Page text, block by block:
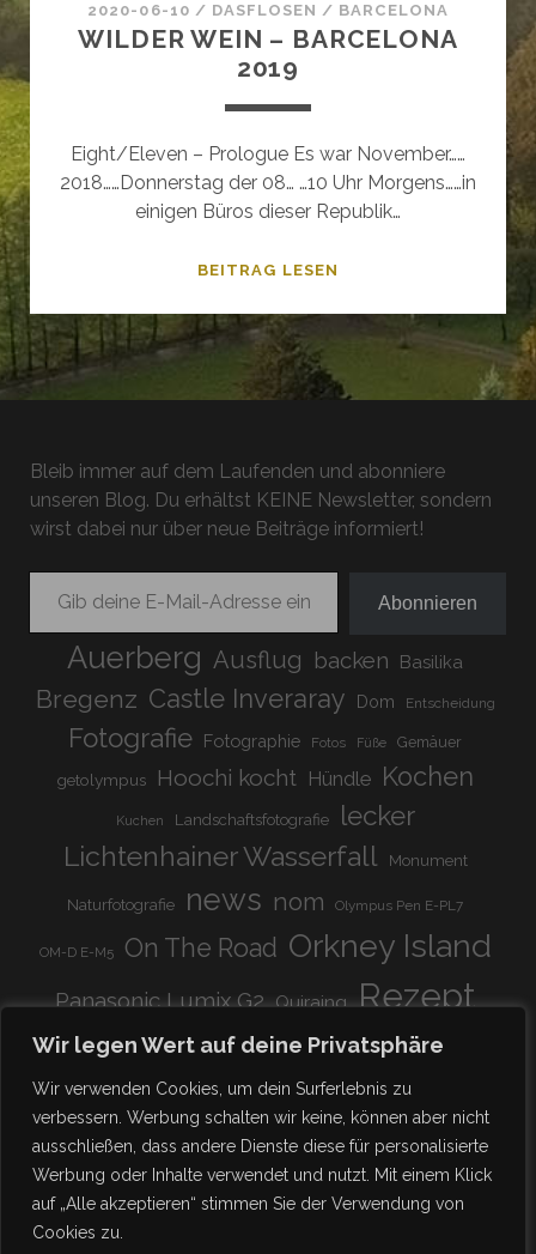
Wir legen Wert auf deine Privatsphäre
Wir verwenden Cookies, um dein Surferlebnis zu
verbessern. Werbung schalten wir keine, können aber nicht
ausschließen, dass andere Dienste diese für personalisierte
Werbung oder Inhalte verwendet und nutzt. Mit einem Klick
auf „Alle akzeptieren“ stimmen Sie der Verwendung von
Cookies zu.
2020-06-10 / DASFLOSEN / BARCELONA
WILDER WEIN – BARCELONA
2019
Eight/Eleven – Prologue Es war November……
2018……Donnerstag der 08… …10 Uhr Morgens……in
einigen Büros dieser Republik…
BEITRAG LESEN
BARCELONA
2019
Bleib immer auf dem Laufenden und abonniere
unseren Blog. Du erhältst KEINE Newsletter, sondern
wirst dabei nur über neue Beiträge informiert!
Gib deine E-Mail-Adresse ein ...
Abonnieren
Auerberg Ausflug backen Basilika
Bregenz Castle Inveraray Dom Entscheidung
Fotografie Fotographie Fotos Füße Gemäuer
getolympus Hoochi kocht Hündle Kochen
Kuchen Landschaftsfotografie lecker
Lichtenhainer Wasserfall Monument
Naturfotografie news nom Olympus Pen E-PL7
OM-D E-M5 On The Road Orkney Island
Panasonic Lumix G2 Quiraing Rezept
Rundreise schnell & einfach Scotland
Stadion super lecker Systemkamera
vegetarisch Viadukt weitnau woooohoooo!!!!
zu Hause ♥